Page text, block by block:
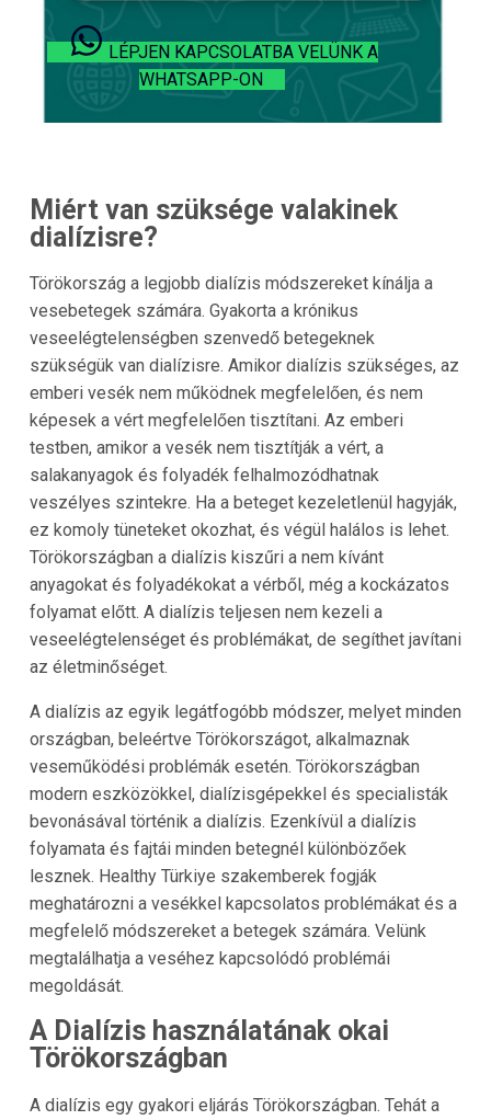
LÉPJEN KAPCSOLATBA VELÜNK A
WHATSAPP-ON
Miért van szüksége valakinek
dialízisre?
Törökország a legjobb dialízis módszereket kínálja a
vesebetegek számára. Gyakorta a krónikus
veseelégtelenségben szenvedő betegeknek
szükségük van dialízisre. Amikor dialízis szükséges, az
emberi vesék nem működnek megfelelően, és nem
képesek a vért megfelelően tisztítani. Az emberi
testben, amikor a vesék nem tisztítják a vért, a
salakanyagok és folyadék felhalmozódhatnak
veszélyes szintekre. Ha a beteget kezeletlenül hagyják,
ez komoly tüneteket okozhat, és végül halálos is lehet.
Törökországban a dialízis kiszűri a nem kívánt
anyagokat és folyadékokat a vérből, még a kockázatos
folyamat előtt. A dialízis teljesen nem kezeli a
veseelégtelenséget és problémákat, de segíthet javítani
az életminőséget.
A dialízis az egyik legátfogóbb módszer, melyet minden
országban, beleértve Törökországot, alkalmaznak
veseműködési problémák esetén. Törökországban
modern eszközökkel, dialízisgépekkel és specialisták
bevonásával történik a dialízis. Ezenkívül a dialízis
folyamata és fajtái minden betegnél különbözőek
lesznek. Healthy Türkiye szakemberek fogják
meghatározni a vesékkel kapcsolatos problémákat és a
megfelelő módszereket a betegek számára. Velünk
megtalálhatja a veséhez kapcsolódó problémái
megoldását.
A Dialízis használatának okai
Törökországban
A dialízis egy gyakori eljárás Törökországban. Tehát a